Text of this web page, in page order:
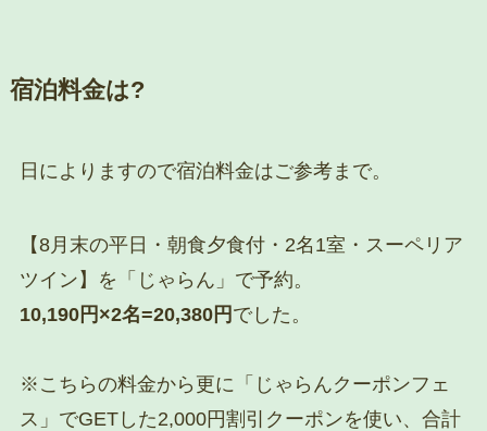
宿泊料金は?
日によりますので宿泊料金はご参考まで。
【8月末の平日・朝食夕食付・2名1室・スーペリア
ツイン】を「じゃらん」で予約。
10,190円×2名=20,380円 でした。
※こちらの料金から更に「じゃらんクーポンフェ
ス」でGETした2,000円割引クーポンを使い、合計